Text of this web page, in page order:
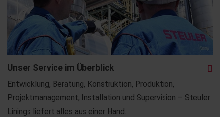
Unser Service im Überblick
Entwicklung, Beratung, Konstruktion, Produktion,
Projektmanagement, Installation und Supervision – Steuler
Linings liefert alles aus einer Hand.